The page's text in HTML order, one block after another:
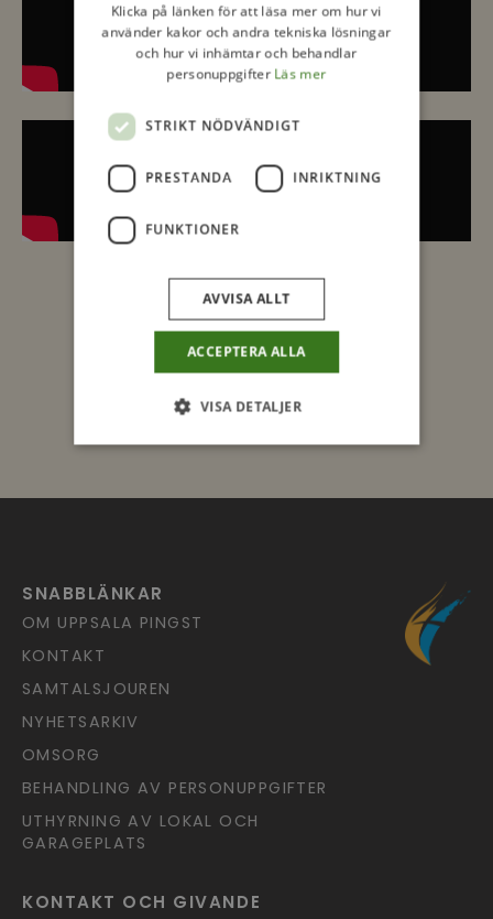
← Föregående 1…5
Nästa →
SNABBLÄNKAR
OM UPPSALA PINGST
KONTAKT
SAMTALSJOUREN
NYHETSARKIV
OMSORG
BEHANDLING AV PERSONUPPGIFTER
UTHYRNING AV LOKAL OCH
GARAGEPLATS
KONTAKT OCH GIVANDE
Klicka på länken för att läsa mer om hur vi
använder kakor och andra tekniska lösningar
och hur vi inhämtar och behandlar
personuppgifter Läs mer
STRIKT NÖDVÄNDIGT
PRESTANDA INRIKTNING
FUNKTIONER
ACCEPTERA ALLA
AVVISA ALLT
VISA DETALJER